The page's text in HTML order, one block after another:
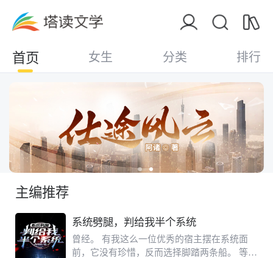
首页 女生 分类 排行
主编推荐
系统劈腿，判给我半个系统
曾经。 有我这么一位优秀的宿主摆在系统面
前，它没有珍惜，反而选择脚踏两条船。 等到